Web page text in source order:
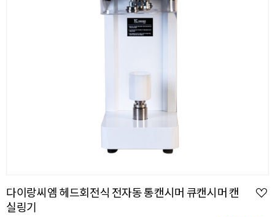
다이랑씨엠 헤드회전식 전자동 통캔시머 큐캔시머 캔
실링기